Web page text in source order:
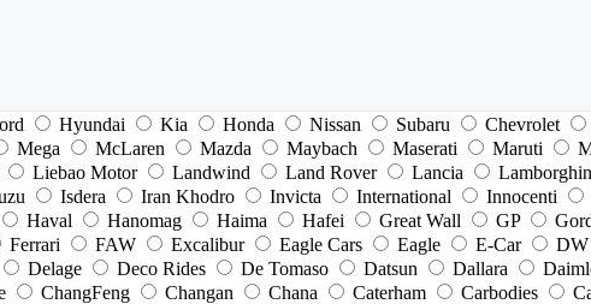
Hyundai Kia Honda Nissan Subaru Chevrolet
Mega McLaren Mazda Maybach Maserati Maruti
Liebao Motor Landwind Land Rover Lancia
Isdera Iran Khodro Invicta International Innocenti
Haval Hanomag Haima Hafei Great Wall GP
Ferrari FAW Excalibur Eagle Cars Eagle E-Car DW
Delage Deco Rides De Tomaso Datsun Dallara
ChangFeng Changan Chana Caterham Carbodies